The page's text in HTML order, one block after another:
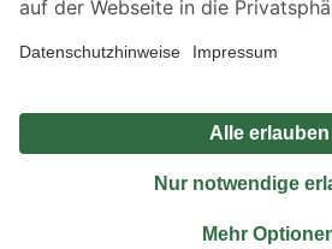
Umständen nicht in allen Märkten verfügbar. Die
Produkte nur solange der Vorrat reicht.
*Paketversand ab 59 € versandkostenfrei, gilt nicht für
Privatsphäre Impressum
Nutzungsbedingungen
Widerrufsrecht
© 2026 toom Baumarkt GmbH